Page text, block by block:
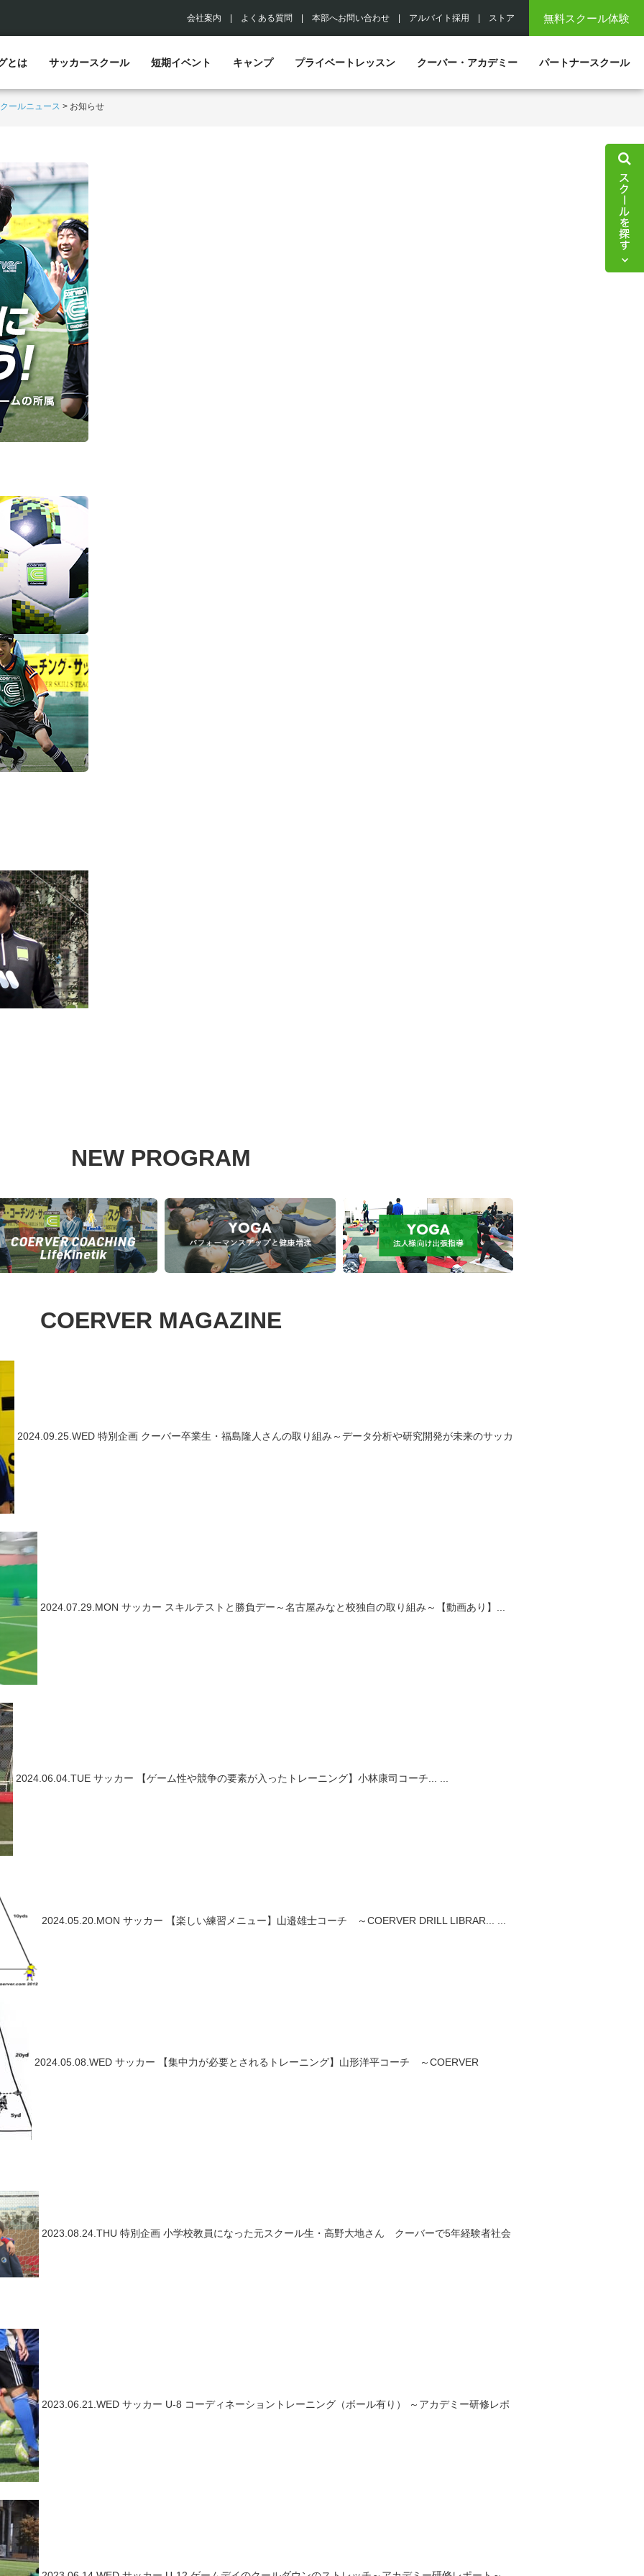
無料スクール体験
会社案内 よくある質問 本部へお問い合わせ アルバイト採用 ストア
とは サッカースクール 短期イベント キャンプ プライベートレッスン クーバー・アカデミー パートナースクール
ールニュース > お知らせ
NEW PROGRAM
COERVER MAGAZINE
2024.09.25.WED 特別企画 クーバー卒業生・福島隆人さんの取り組み～データ分析や研究開発が未来のサッカ
2024.07.29.MON サッカー スキルテストと勝負デー～名古屋みなと校独自の取り組み～【動画あり】...
2024.06.04.TUE サッカー 【ゲーム性や競争の要素が入ったトレーニング】小林康司コーチ...
2024.05.20.MON サッカー 【楽しい練習メニュー】山邉雄士コーチ ～COERVER DRILL LIBRAR...
2024.05.08.WED サッカー 【集中力が必要とされるトレーニング】山形洋平コーチ ～COERVER
2023.08.24.THU 特別企画 小学校教員になった元スクール生・高野大地さん クーバーで5年経験者社会
2023.06.21.WED サッカー U-8 コーディネーショントレーニング（ボール有り） ～アカデミー研修レポ